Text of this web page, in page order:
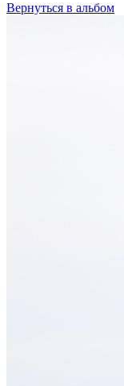
Вернуться в альбом